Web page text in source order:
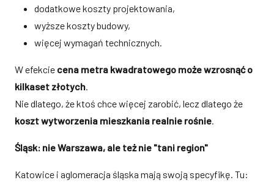
dodatkowe koszty projektowania,
wyższe koszty budowy,
więcej wymagań technicznych.
W efekcie cena metra kwadratowego może wzrosnąć o
kilkaset złotych
Nie dlatego, że ktoś chce więcej zarobić, lecz dlatego że
koszt wytworzenia mieszkania realnie rośnie
Śląsk: nie Warszawa, ale też nie "tani region"
Katowice i aglomeracja śląska mają swoją specyfikę. Tu: